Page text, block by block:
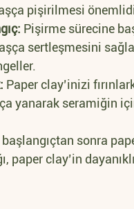
pişirilmesi
Pişirme sürecine
sertleşmesini
Paper clay’inizi
yanarak seramiğin
sonra
paper clay’in